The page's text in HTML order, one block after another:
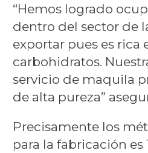
“Hemos logrado
dentro del sector de
exportar pues es rica
carbohidratos.
servicio de maquila
de alta pureza”
Precisamente los
para la fabricación es